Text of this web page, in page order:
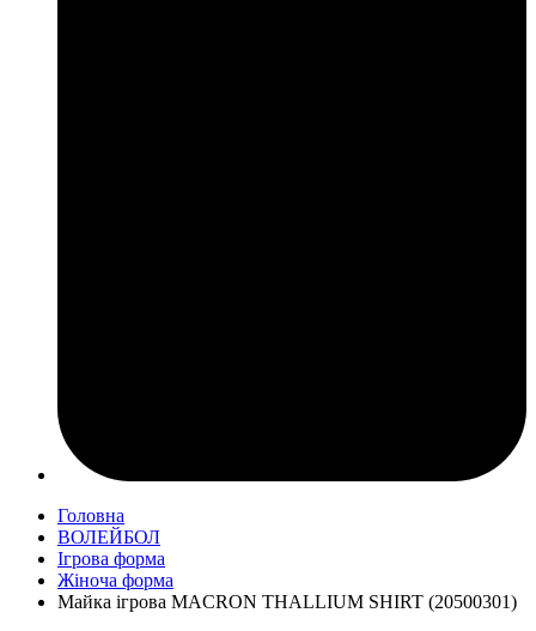
Головна
ВОЛЕЙБОЛ
Ігрова форма
Жіноча форма
Майка ігрова MACRON THALLIUM SHIRT (20500301)